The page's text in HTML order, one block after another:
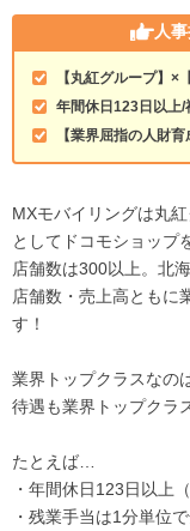
人
【丸紅グループ】
年間休日123日以上
【業界屈指の人財
MXモバイリングは丸
としてドコモショップ
店舗数は300以上。北
店舗数・売上高ともに
す！
業界トップクラスなの
待遇も業界トップクラ
たとえば…
・年間休日123日以上
・残業手当は1分単位